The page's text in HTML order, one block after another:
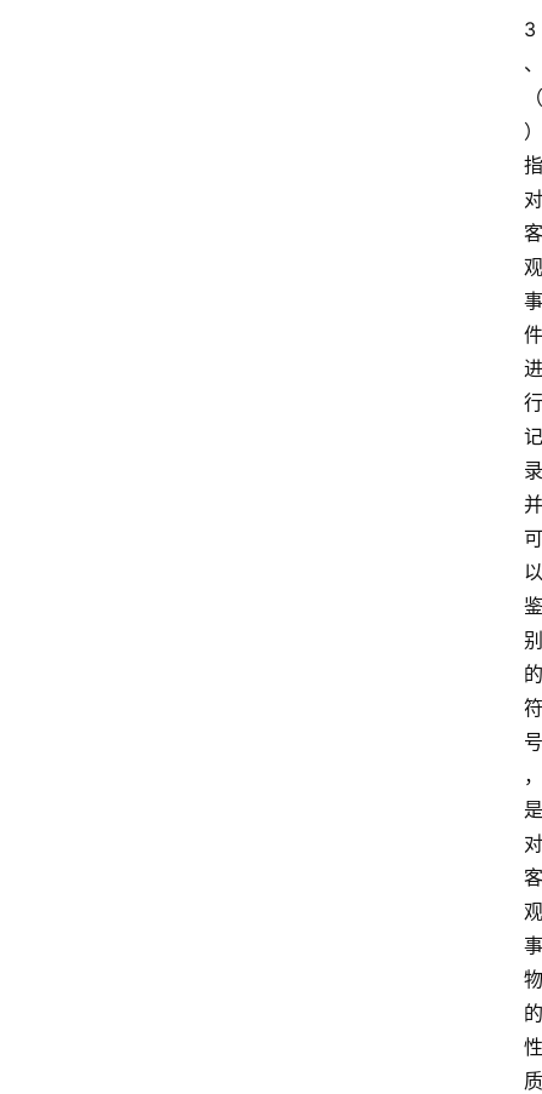
3
、
（
）
指
对
客
观
事
件
进
行
记
录
并
可
以
鉴
别
的
符
号
，
是
对
客
观
事
物
的
性
质